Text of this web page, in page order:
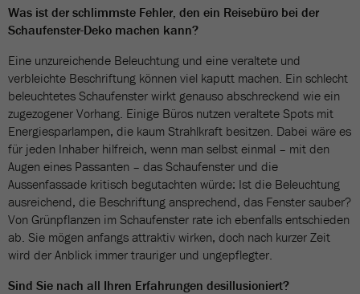
Was ist der schlimmste Fehler, den ein Reisebüro bei der
Schaufenster-Deko machen kann?
Eine unzureichende Beleuchtung und eine veraltete und
verbleichte Beschriftung können viel kaputt machen. Ein schlecht
beleuchtetes Schaufenster wirkt genauso abschreckend wie ein
zugezogener Vorhang. Einige Büros nutzen veraltete Spots mit
Energiesparlampen, die kaum Strahlkraft besitzen. Dabei wäre es
für jeden Inhaber hilfreich, wenn man selbst einmal – mit den
Augen eines Passanten – das Schaufenster und die
Aussenfassade kritisch begutachten würde: Ist die Beleuchtung
ausreichend, die Beschriftung ansprechend, das Fenster sauber?
Von Grünpflanzen im Schaufenster rate ich ebenfalls entschieden
ab. Sie mögen anfangs attraktiv wirken, doch nach kurzer Zeit
wird der Anblick immer trauriger und ungepflegter.
Sind Sie nach all Ihren Erfahrungen desillusioniert?